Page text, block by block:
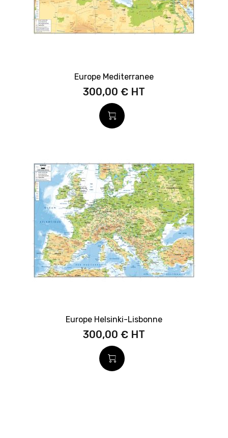
Europe Mediterranee
300,00 €
Europe Helsinki-Lisbonne
300,00 €